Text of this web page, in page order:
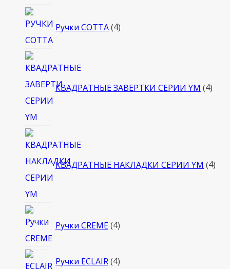
Ручки COTTA 4товара
КВАДРАТНЫЕ ЗАВЕРТКИ СЕРИИ YM 4
КВАДРАТНЫЕ НАКЛАДКИ СЕРИИ YM 4
Ручки CREME 4товара
Ручки ECLAIR 44